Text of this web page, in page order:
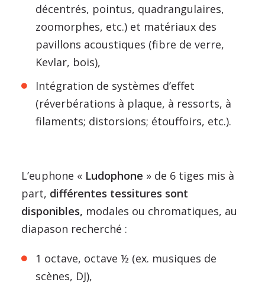
décentrés, pointus, quadrangulaires,
zoomorphes, etc.) et matériaux des
pavillons acoustiques (fibre de verre,
Kevlar, bois),
Intégration de systèmes d’effet
(réverbérations à plaque, à ressorts, à
filaments; distorsions; étouffoirs, etc.).
L’euphone « Ludophone » de 6 tiges mis à
part, différentes tessitures sont
disponibles, modales ou chromatiques, au
diapason recherché :
1 octave, octave ½ (ex. musiques de
scènes, DJ),